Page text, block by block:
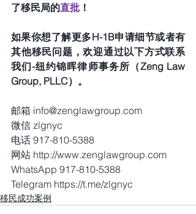
了移民局的直批 ！
如果你想了解更多H-1B申请细节或者有
其他移民问题，欢迎通过以下方式联系
我们-纽约锦晖律师事务所（Zeng Law
Group, PLLC）。
邮箱 info@zenglawgroup.com
微信 zlgnyc
电话 917-810-5388
网站 http://www.zenglawgroup.com
WhatsApp 917-810-5388
Telegram https://t.me/zlgnyc
移民成功案例